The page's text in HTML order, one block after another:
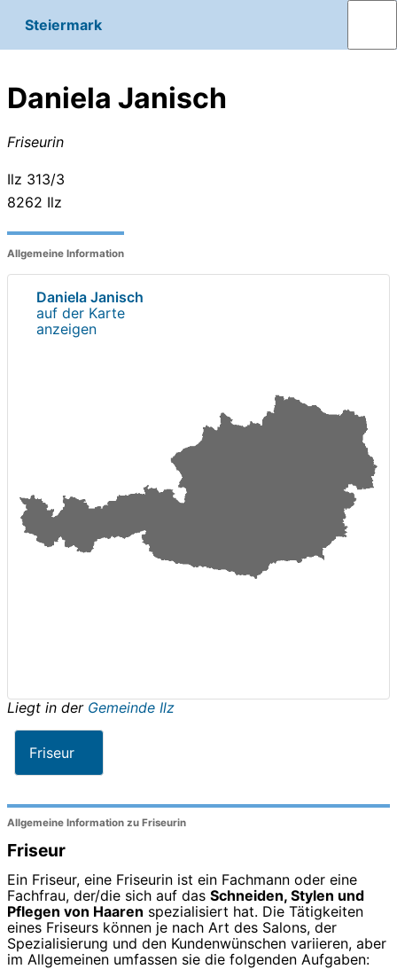
Steiermark
Daniela Janisch
Friseurin
Ilz 313/3
8262 Ilz
Allgemeine Information
Daniela Janisch
auf der Karte
anzeigen
Liegt in der Gemeinde Ilz
Friseur
Allgemeine Information zu Friseurin
Friseur
Ein Friseur, eine Friseurin ist ein Fachmann oder eine
Fachfrau, der/die sich auf das Schneiden, Stylen und
Pflegen von Haaren spezialisiert hat. Die Tätigkeiten
eines Friseurs können je nach Art des Salons, der
Spezialisierung und den Kundenwünschen variieren, aber
im Allgemeinen umfassen sie die folgenden Aufgaben: